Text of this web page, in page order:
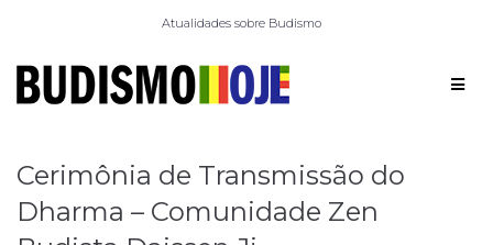
Atualidades sobre Budismo
Cerimônia de Transmissão do
Dharma – Comunidade Zen